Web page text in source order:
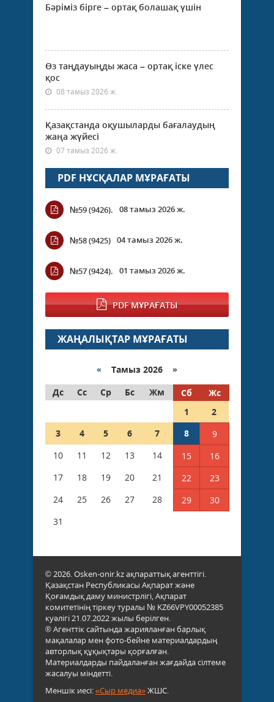
Бәріміз бірге – ортақ болашақ үшін
Өз таңдауыңды жаса – ортақ іске үлес
қос
08 тамыз 2026 ж.
Қазақстанда оқушыларды бағалаудың
жаңа жүйесі
07 тамыз 2026 ж.
PDF НҰСҚАЛАР МҰРАҒАТЫ
№59 (9426). 08 тамыз 2026 ж.
№58 (9425) 04 тамыз 2026 ж.
№57 (9424). 01 тамыз 2026 ж.
PDF МҰРАҒАТЫ
ЖАҢАЛЫҚТАР МҰРАҒАТЫ
« Тамыз 2026 »
Дс
Сс Ср Бс Жм Сб
Жс
1
2
3
4 5 6 7 8
9
10
11 12 13 14 15
16
17
18 19 20 21 22
23
24
25 26 27 28 29
30
31
© 2026. Osken-onir.kz ақпараттық агенттігі.
Қазақстан Республикасы Ақпарат және
Қоғамдық даму министрлігі, Ақпарат
комитетінің тіркеу туралы № KZ66VPY00052385
куәлігі 21.07.2022 жылы берілген.
® Агенттік сайтында жарияланған барлық
мақалалар мен фото-бейне материалдардың
авторлық құқықтары қорғалған.
Материалдарды пайдаланған жағдайда сілтеме
жасалуы міндетті.
Меншік иесі:«Сыр медиа»ЖШС.